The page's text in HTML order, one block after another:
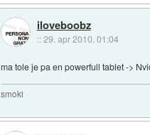
iloveboobz
::29. apr 2010, 01:04
ma tole je pa en powerfull tablet ->
smoki